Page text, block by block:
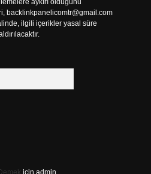
aykırı olduğunu
backlinkpanelicomtr@gmail.com
ilgili içerikler yasal süre
için admin